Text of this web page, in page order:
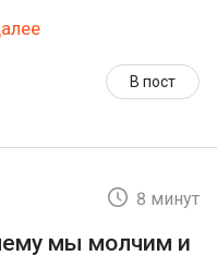
В пост
8 минут
мы молчим и